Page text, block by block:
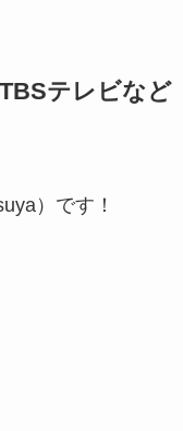
テレビなど
）です！